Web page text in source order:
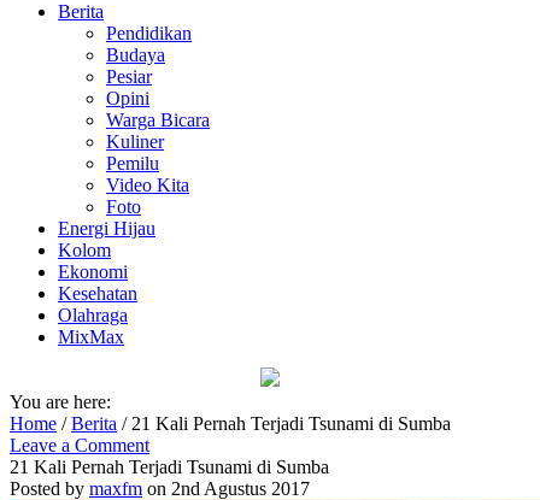
Berita
Pendidikan
Budaya
Pesiar
Opini
Warga Bicara
Kuliner
Pemilu
Video Kita
Foto
Energi Hijau
Kolom
Ekonomi
Kesehatan
Olahraga
MixMax
You are here:
Home /Berita / 21 Kali Pernah Terjadi Tsunami di Sumba
Leave a Comment
21 Kali Pernah Terjadi Tsunami di Sumba
Posted by maxfm on 2nd Agustus 2017